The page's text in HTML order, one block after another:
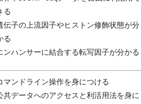
る
伝子の上流因子やヒストン修飾状態が分
る
ンハンサーに結合する転写因子が分かる
マンドライン操作を身につける
共データへのアクセスと利活用法を身に